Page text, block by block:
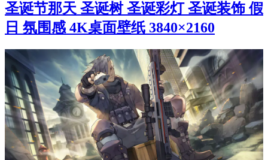
圣诞节那天 圣诞树 圣诞彩灯 圣诞装饰 假
日 氛围感 4K桌面壁纸 3840×2160